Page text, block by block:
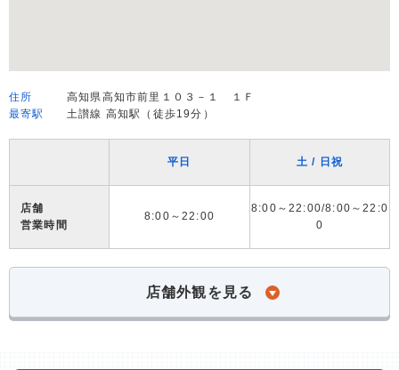
住所
高知県高知市前里１０３－１ １Ｆ
最寄駅
土讃線 高知駅（徒歩19分）
平日 土 / 日祝
店舗
営業時間
8:00～22:00
8:00～22:00/8:00～22:0
0
店舗外観を見る